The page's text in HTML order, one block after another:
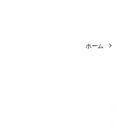
ホーム